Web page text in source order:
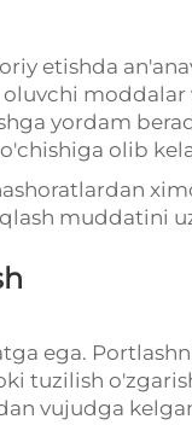
etishda
moddalar
yordam
olib
muddatini
ega.
tuzilish
vujudga